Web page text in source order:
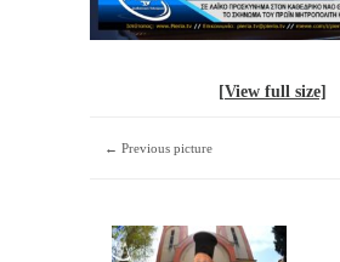
[View full size]
← Previous picture